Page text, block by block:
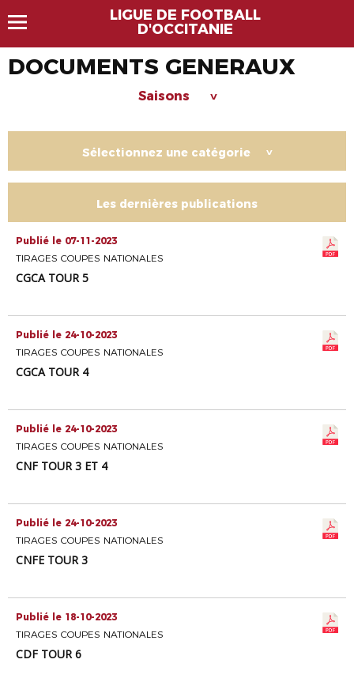
LIGUE DE FOOTBALL
D'OCCITANIE
DOCUMENTS GENERAUX
Saisons >
Sélectionnez une catégorie >
Les dernières publications
Publié le 07-11-2023
TIRAGES COUPES NATIONALES
CGCA TOUR 5
Publié le 24-10-2023
TIRAGES COUPES NATIONALES
CGCA TOUR 4
Publié le 24-10-2023
TIRAGES COUPES NATIONALES
CNF TOUR 3 ET 4
Publié le 24-10-2023
TIRAGES COUPES NATIONALES
CNFE TOUR 3
Publié le 18-10-2023
TIRAGES COUPES NATIONALES
CDF TOUR 6